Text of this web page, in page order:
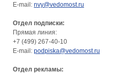
E-mail: nvy@vedomost.ru
Отдел подписки:
Прямая линия:
+7 (499) 267-40-10
E-mail: podpiska@vedomost.ru
Отдел рекламы: